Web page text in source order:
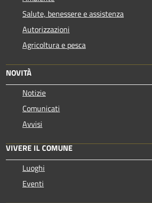
Salute, benessere e assistenza
Autorizzazioni
Agricoltura e pesca
NOVITÀ
Notizie
Comunicati
Avvisi
VIVERE IL COMUNE
Luoghi
Eventi